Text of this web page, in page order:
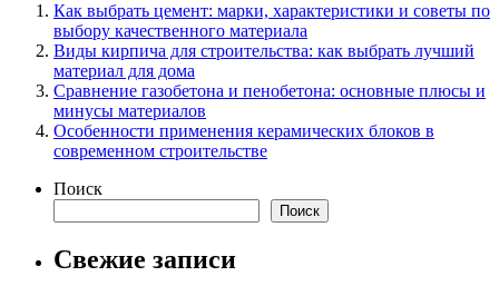
Как выбрать цемент: марки, характеристики и советы по
выбору качественного материала
Виды кирпича для строительства: как выбрать лучший
материал для дома
Сравнение газобетона и пенобетона: основные плюсы и
минусы материалов
Особенности применения керамических блоков в
современном строительстве
Поиск
Поиск
Свежие записи